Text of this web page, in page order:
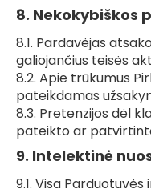
8. Nekokybiškos
8.1. Pardavėjas
galiojančius teisės
8.2. Apie trūkumus
pateikdamas
8.3. Pretenzijos dėl
pateikto ar
9. Intelektinė
9.1. Visa